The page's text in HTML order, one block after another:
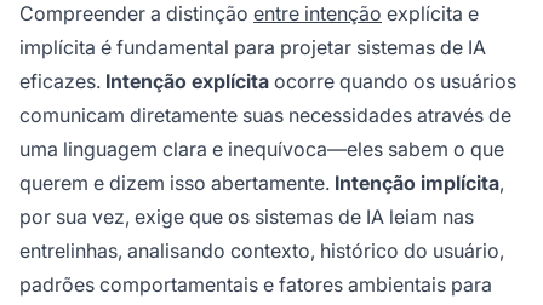
Compreender a distinção entre intenção explícita e
implícita é fundamental para projetar sistemas de IA
eficazes. Intenção explícita ocorre quando os usuários
comunicam diretamente suas necessidades através de
uma linguagem clara e inequívoca—eles sabem o que
querem e dizem isso abertamente. Intenção implícita,
por sua vez, exige que os sistemas de IA leiam nas
entrelinhas, analisando contexto, histórico do usuário,
padrões comportamentais e fatores ambientais para